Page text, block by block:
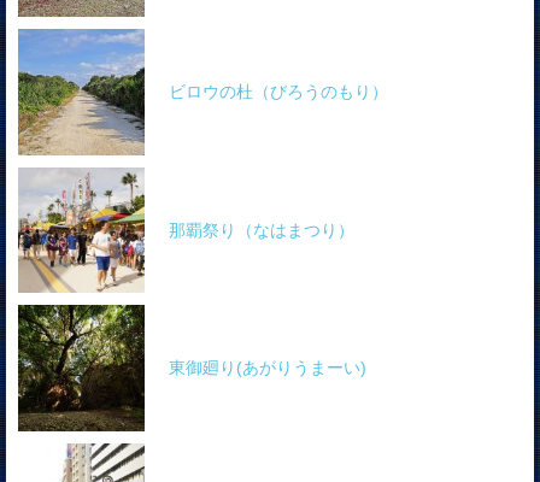
ビロウの杜（びろうのもり）
那覇祭り（なはまつり）
東御廻り(あがりうまーい)